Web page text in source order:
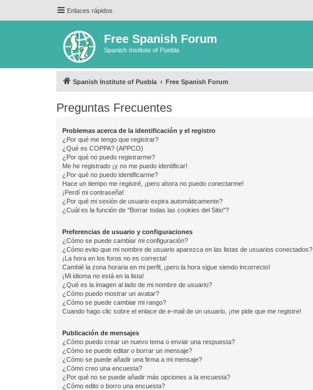
Enlaces rápidos
Free Spanish Forum
Spanish Institute of Puebla
Spanish Institute of Puebla Free Spanish Forum
Preguntas Frecuentes
Problemas acerca de la identificación y el registro
¿Por qué me tengo que registrar?
¿Qué es COPPA? (APPCO)
¿Por qué no puedo registrarme?
Me he registrado ¡y no me puedo identificar!
¿Por qué no puedo identificarme?
Hace un tiempo me registré, ¡pero ahora no puedo conectarme!
¡Perdí mi contraseña!
¿Por qué mi sesión de usuario expira automáticamente?
¿Cuál es la función de "Borrar todas las cookies del Sitio"?
Preferencias de usuario y configuraciones
¿Cómo se puede cambiar mi configuración?
¿Cómo evito que mi nombre de usuario aparezca en las listas de usuarios conectados?
¡La hora en los foros no es correcta!
Cambié la zona horaria en mi perfil, ¡pero la hora sigue siendo incorrecto!
¡Mi idioma no está en la lista!
¿Qué es la imagen al lado de mi nombre de usuario?
¿Cómo puedo mostrar un avatar?
¿Cómo se puede cambiar mi rango?
Cuando hago clic sobre el enlace de e-mail de un usuario, ¡me pide que me registre!
Publicación de mensajes
¿Cómo puedo crear un nuevo tema o enviar una respuesta?
¿Cómo se puede editar o borrar un mensaje?
¿Cómo se puede añadir una firma a mi mensaje?
¿Cómo creo una encuesta?
¿Por qué no se puede añadir más opciones a la encuesta?
¿Cómo edito o borro una encuesta?